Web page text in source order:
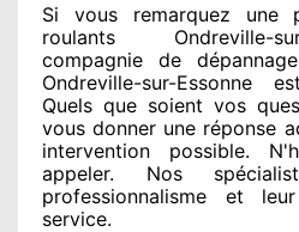
Si vous remarquez une
roulants Ondreville-
compagnie de
Ondreville-sur-Essonne
est
Quels que soient vos
vous donner une réponse
intervention possible.
appeler. Nos
professionnalisme et leur
service.